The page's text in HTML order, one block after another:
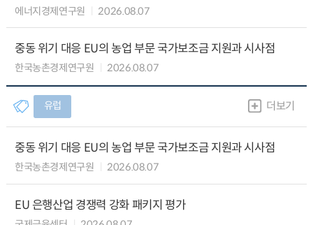
에너지경제연구원 2026.08.07
중동 위기 대응 EU의 농업 부문 국가보조금 지원과 시사점
한국농촌경제연구원 2026.08.07
유럽 더보기
중동 위기 대응 EU의 농업 부문 국가보조금 지원과 시사점
한국농촌경제연구원 2026.08.07
EU 은행산업 경쟁력 강화 패키지 평가